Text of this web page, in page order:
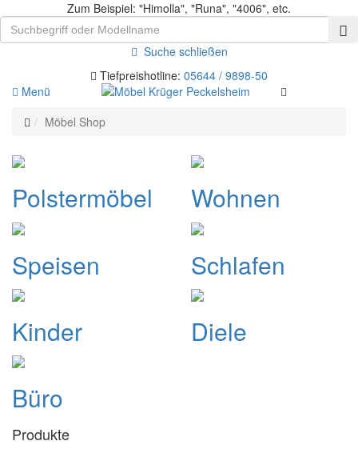
Zum Beispiel: "Himolla", "Runa", "4006", etc.
Suche schließen
Tiefpreishotline: 05644 / 9898-50
Menü
Möbel Shop
Polstermöbel
Wohnen
Speisen
Schlafen
Kinder
Diele
Büro
Produkte